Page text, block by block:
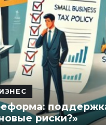
риски?»